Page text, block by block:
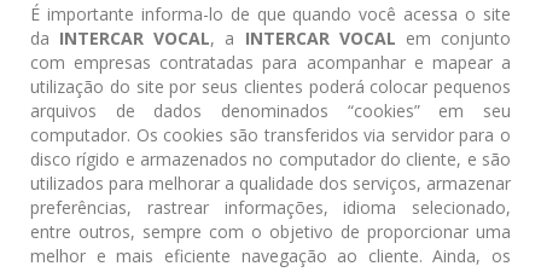
É importante informa-lo de que quando você acessa o site
da INTERCAR VOCAL, a INTERCAR VOCAL em conjunto
com empresas contratadas para acompanhar e mapear a
utilização do site por seus clientes poderá colocar pequenos
arquivos de dados denominados “cookies” em seu
computador. Os cookies são transferidos via servidor para o
disco rígido e armazenados no computador do cliente, e são
utilizados para melhorar a qualidade dos serviços, armazenar
preferências, rastrear informações, idioma selecionado,
entre outros, sempre com o objetivo de proporcionar uma
melhor e mais eficiente navegação ao cliente. Ainda, os